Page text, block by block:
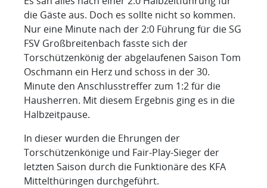
die Gäste aus. Doch es sollte nicht so kommen.
Nur eine Minute nach der 2:0 Führung für die SG
FSV Großbreitenbach fasste sich der
Torschützenkönig der abgelaufenen Saison Tom
Oschmann ein Herz und schoss in der 30.
Minute den Anschlusstreffer zum 1:2 für die
Hausherren. Mit diesem Ergebnis ging es in die
Halbzeitpause.
In dieser wurden die Ehrungen der
Torschützenkönige und Fair-Play-Sieger der
letzten Saison durch die Funktionäre des KFA
Mittelthüringen durchgeführt.